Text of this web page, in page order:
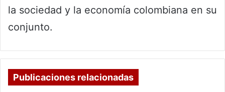
la sociedad y la economía colombiana en su
conjunto.
Publicaciones relacionadas